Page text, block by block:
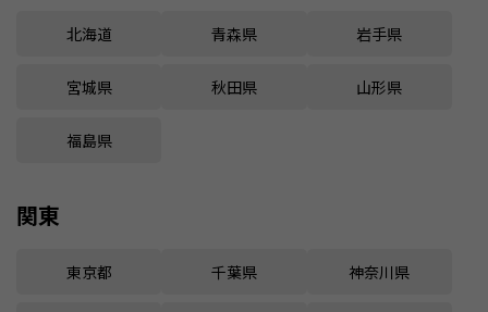
北海道 青森県 岩手県
宮城県 秋田県 山形県
福島県
関東
東京都 千葉県 神奈川県